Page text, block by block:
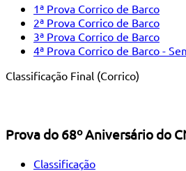
1ª Prova Corrico de Barco
2ª Prova Corrico de Barco
3ª Prova Corrico de Barco
4ª Prova Corrico de Barco -
Classificação Final (Corrico)
Prova do 68º Aniversário do
Classificação